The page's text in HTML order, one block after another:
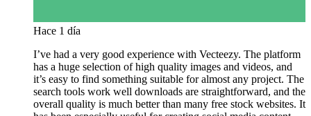
Hace 1 día
I’ve had a very good experience with Vecteezy. The platform
has a huge selection of high quality images and videos, and
it’s easy to find something suitable for almost any project. The
search tools work well downloads are straightforward, and the
overall quality is much better than many free stock websites. It